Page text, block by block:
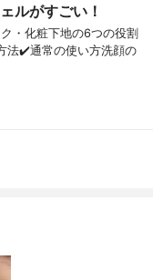
ルがすごい！
・化粧下地の6つの役割
法 ✔️通常の使い方 洗顔の